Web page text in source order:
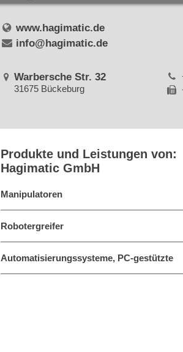
www.hagimatic.de
info@hagimatic.de
Warbersche Str. 32
31675 Bückeburg
Produkte und Leistungen von:
Hagimatic GmbH
Manipulatoren
Robotergreifer
Automatisierungssysteme, PC-gestützte